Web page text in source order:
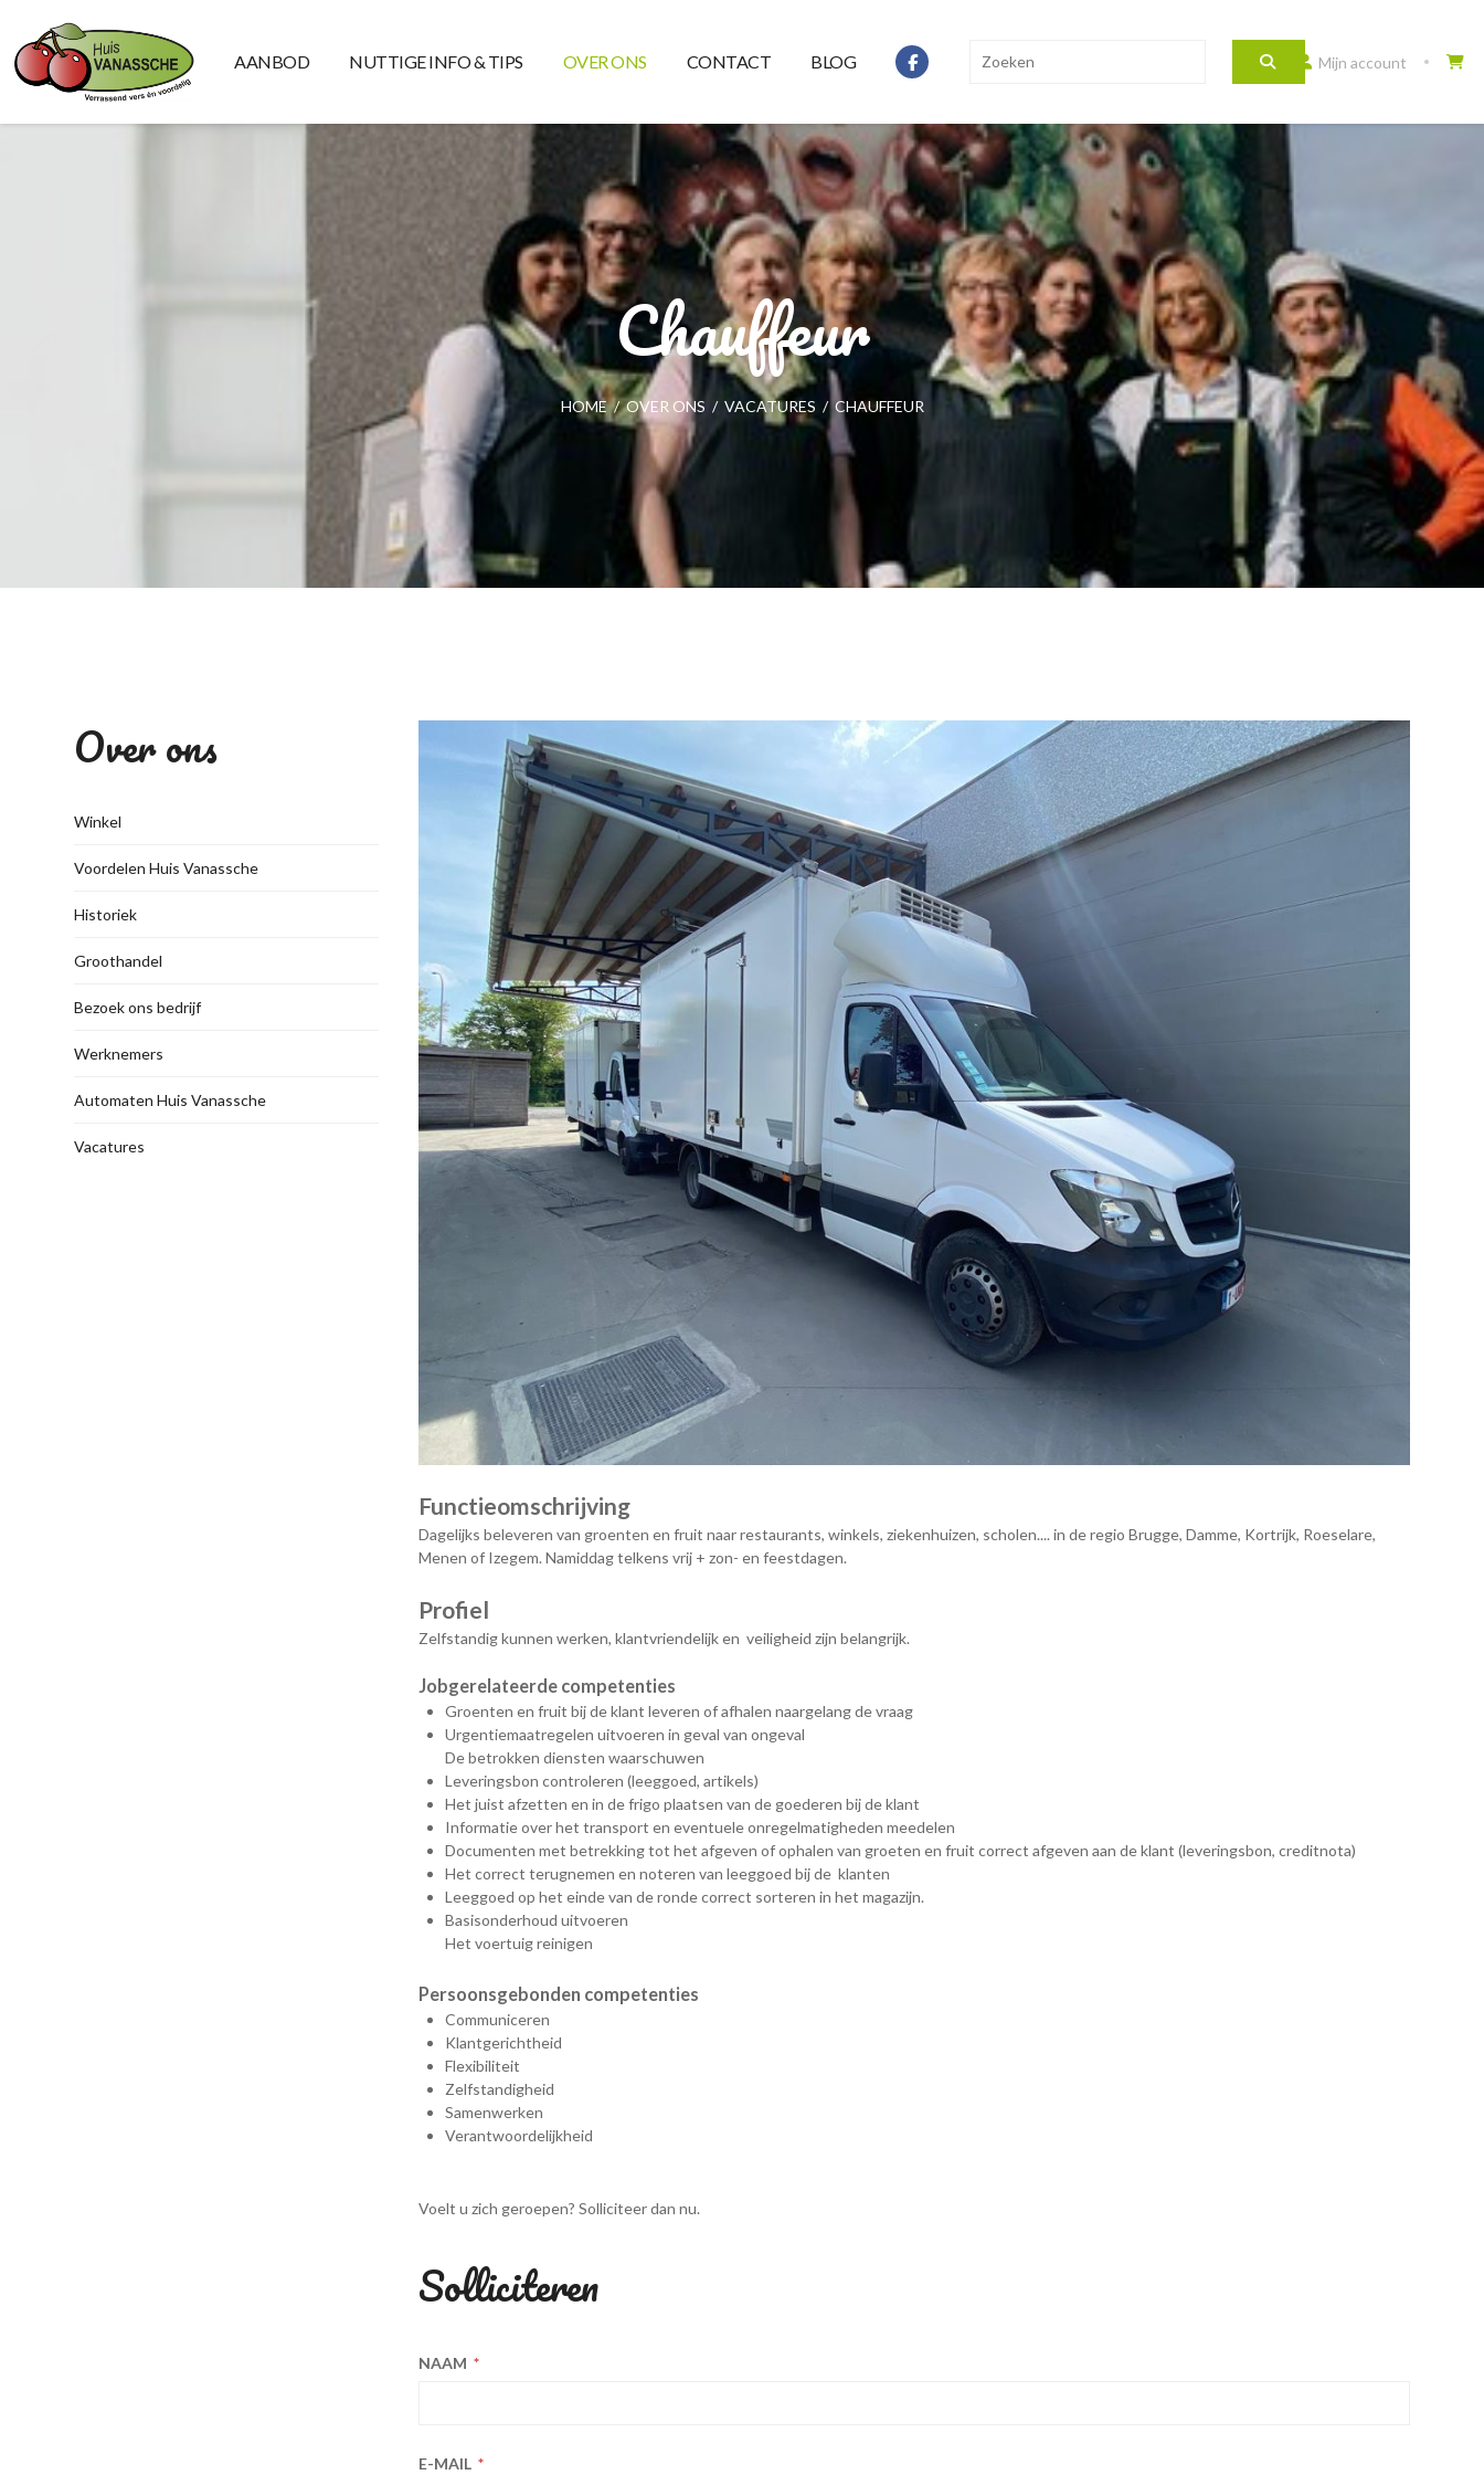
AANBOD NUTTIGE INFO & TIPS OVER ONS CONTACT BLOG Mijn account
Chauffeur
HOME / OVER ONS / VACATURES / CHAUFFEUR
Over ons
Winkel
Voordelen Huis Vanassche
Historiek
Groothandel
Bezoek ons bedrijf
Werknemers
Automaten Huis Vanassche
Vacatures
Functieomschrijving
Dagelijks beleveren van groenten en fruit naar restaurants, winkels, ziekenhuizen, scholen.... in de regio Brugge, Damme, Kortrijk, Roeselare,
Menen of Izegem. Namiddag telkens vrij + zon- en feestdagen.
Profiel
Zelfstandig kunnen werken, klantvriendelijk en veiligheid zijn belangrijk.
Jobgerelateerde competenties
Groenten en fruit bij de klant leveren of afhalen naargelang de vraag
Urgentiemaatregelen uitvoeren in geval van ongeval
De betrokken diensten waarschuwen
Leveringsbon controleren (leeggoed, artikels)
Het juist afzetten en in de frigo plaatsen van de goederen bij de klant
Informatie over het transport en eventuele onregelmatigheden meedelen
Documenten met betrekking tot het afgeven of ophalen van groeten en fruit correct afgeven aan de klant (leveringsbon, creditnota)
Het correct terugnemen en noteren van leeggoed bij de klanten
Leeggoed op het einde van de ronde correct sorteren in het magazijn.
Basisonderhoud uitvoeren
Het voertuig reinigen
Persoonsgebonden competenties
Communiceren
Klantgerichtheid
Flexibiliteit
Zelfstandigheid
Samenwerken
Verantwoordelijkheid
Voelt u zich geroepen? Solliciteer dan nu.
Solliciteren
NAAM
E-MAIL